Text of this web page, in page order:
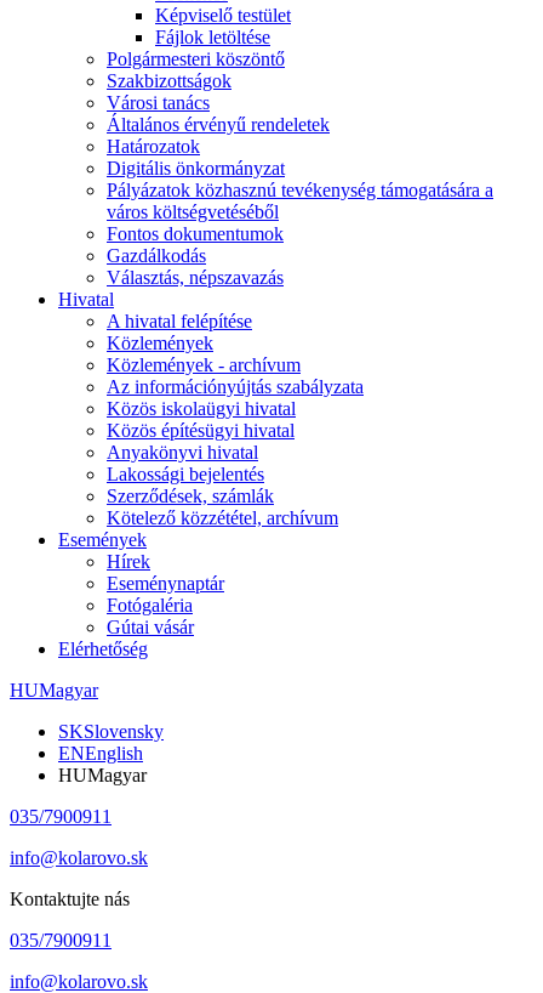
Képviselő testület
Fájlok letöltése
Polgármesteri köszöntő
Szakbizottságok
Városi tanács
Általános érvényű rendeletek
Határozatok
Digitális önkormányzat
Pályázatok közhasznú tevékenység támogatására a
város költségvetéséből
Fontos dokumentumok
Gazdálkodás
Választás, népszavazás
Hivatal
A hivatal felépítése
Közlemények
Közlemények - archívum
Az információnyújtás szabályzata
Közös iskolaügyi hivatal
Közös építésügyi hivatal
Anyakönyvi hivatal
Lakossági bejelentés
Szerződések, számlák
Kötelező közzététel, archívum
Események
Hírek
Eseménynaptár
Fotógaléria
Gútai vásár
Elérhetőség
HUMagyar
SKSlovensky
ENEnglish
HUMagyar
035/7900911
info@kolarovo.sk
Kontaktujte nás
035/7900911
info@kolarovo.sk